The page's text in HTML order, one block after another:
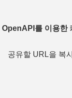
OpenAPI를 이용한
공유할 URL을 복